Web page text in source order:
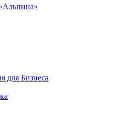
для Бизнеса